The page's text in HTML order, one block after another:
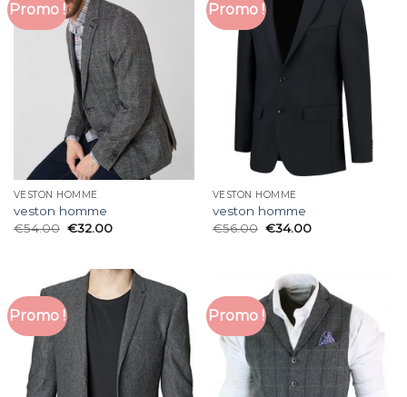
Promo !
VESTON HOMME
veston homme
€54.00 €32.00
Promo !
VESTON HOMME
veston homme
€56.00 €34.00
Promo ! Promo !